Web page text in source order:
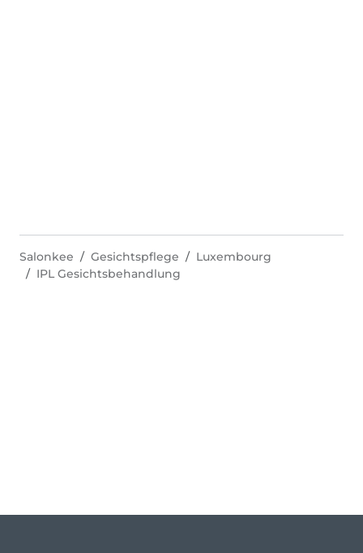
Salonkee Gesichtspflege
Luxembourg
IPL Gesichtsbehandlung